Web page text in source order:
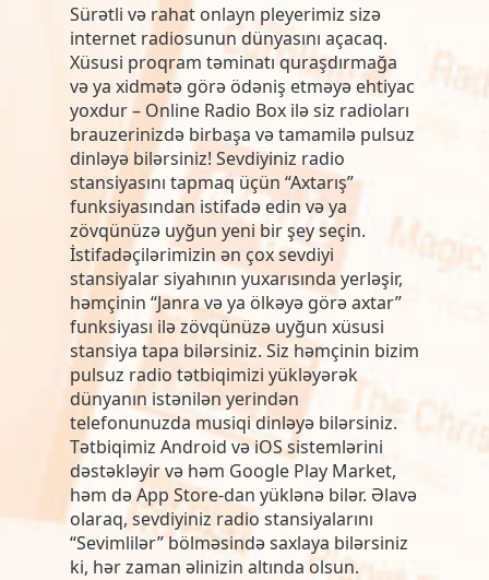
Sürətli və rahat onlayn pleyerimiz sizə
internet radiosunun dünyasını açacaq.
Xüsusi proqram təminatı quraşdırmağa
və ya xidmətə görə ödəniş etməyə ehtiyac
yoxdur – Online Radio Box ilə siz radioları
brauzerinizdə birbaşa və tamamilə pulsuz
dinləyə bilərsiniz! Sevdiyiniz radio
stansiyasını tapmaq üçün “Axtarış”
funksiyasından istifadə edin və ya
zövqünüzə uyğun yeni bir şey seçin.
İstifadəçilərimizin ən çox sevdiyi
stansiyalar siyahının yuxarısında yerləşir,
həmçinin “Janra və ya ölkəyə görə axtar”
funksiyası ilə zövqünüzə uyğun xüsusi
stansiya tapa bilərsiniz. Siz həmçinin bizim
pulsuz radio tətbiqimizi yükləyərək
dünyanın istənilən yerindən
telefonunuzda musiqi dinləyə bilərsiniz.
Tətbiqimiz Android və iOS sistemlərini
dəstəkləyir və həm Google Play Market,
həm də App Store-dan yüklənə bilər. Əlavə
olaraq, sevdiyiniz radio stansiyalarını
“Sevimlilər” bölməsində saxlaya bilərsiniz
ki, hər zaman əlinizin altında olsun.